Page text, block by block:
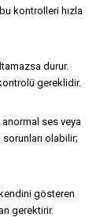
kontrolleri hızla
durur.
gereklidir.
anormal ses veya
olabilir;
gösteren
gerektirir.